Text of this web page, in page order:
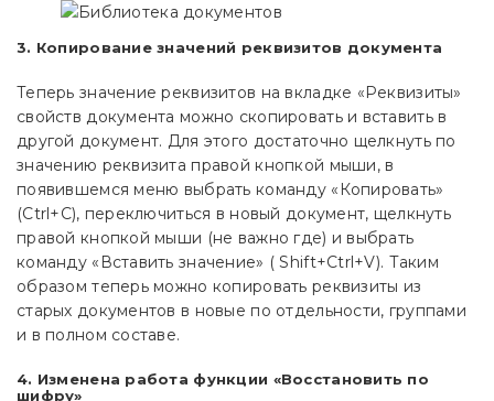
3. Копирование значений реквизитов документа
Теперь значение реквизитов на вкладке «Реквизиты»
свойств документа можно скопировать и вставить в
другой документ. Для этого достаточно щелкнуть по
значению реквизита правой кнопкой мыши, в
появившемся меню выбрать команду «Копировать»
(Ctrl+C), переключиться в новый документ, щелкнуть
правой кнопкой мыши (не важно где) и выбрать
команду «Вставить значение» ( Shift+Ctrl+V). Таким
образом теперь можно копировать реквизиты из
старых документов в новые по отдельности, группами
и в полном составе.
4. Изменена работа функции «Восстановить по
шифру»